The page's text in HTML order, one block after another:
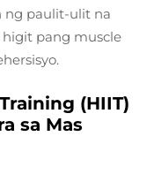
ng paulit-ulit na
higit pang muscle
(HIIT)
sa Mas